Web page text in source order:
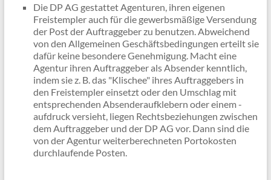
Die DP AG gestattet Agenturen, ihren eigenen
Freistempler auch für die gewerbsmäßige Versendung
der Post der Auftraggeber zu benutzen. Abweichend
von den Allgemeinen Geschäftsbedingungen erteilt sie
dafür keine besondere Genehmigung. Macht eine
Agentur ihren Auftraggeber als Absender kenntlich,
indem sie z. B. das "Klischee" ihres Auftraggebers in
den Freistempler einsetzt oder den Umschlag mit
entsprechenden Absenderaufklebern oder einem -
aufdruck versieht, liegen Rechtsbeziehungen zwischen
dem Auftraggeber und der DP AG vor. Dann sind die
von der Agentur weiterberechneten Portokosten
durchlaufende Posten.